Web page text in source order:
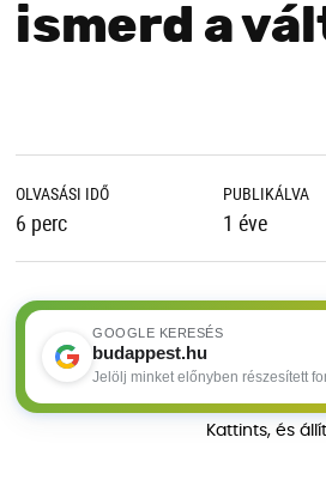
ismerd a
OLVASÁSI IDŐ
6 perc
PUBLIKÁLVA
1 éve
GOOGLE KERESÉS
budappest.hu
Jelölj minket előnyben részesített
Kattints, és